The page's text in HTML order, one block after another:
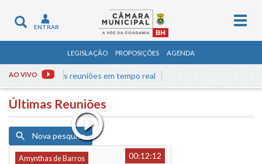
Toggle
navigation
ENTRAR
LEGISLAÇÃO PROPOSIÇÕES AGENDA
AO VIVO
Assista às reuniões em tempo real
Últimas Reuniões
Nova pesquisa
Amynthas de Barros
00:12:12